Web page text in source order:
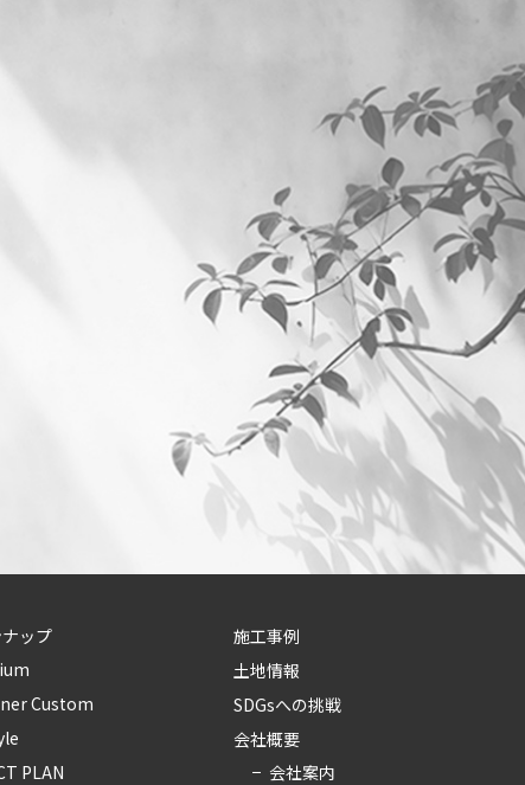
ップ
Custom
PLAN
施工事例
土地情報
SDGsへの挑戦
会社概要
会社案内